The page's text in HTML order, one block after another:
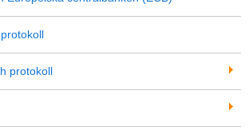
protokoll